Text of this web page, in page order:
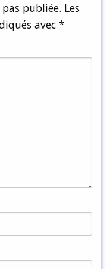
publiée. Les
avec *